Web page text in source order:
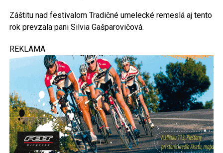
Záštitu nad festivalom Tradičné umelecké remeslá aj tento
rok prevzala pani Silvia Gašparovičová.
REKLAMA